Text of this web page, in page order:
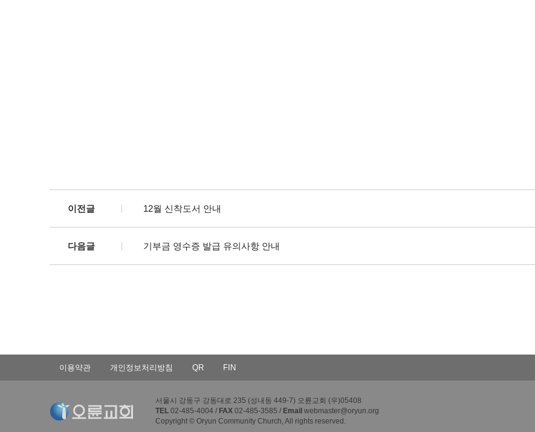
이전글 12월 신착도서 안내
다음글 기부금 영수증 발급 유의사항 안내
이용약관 개인정보처리방침 QR FIN
서울시 강동구 강동대로 235 (성내동 449-7) 오륜교회 (우)05408
TEL 02-485-4004 / FAX 02-485-3585 / Email webmaster@oryun.org
Copyright © Oryun Community Church, All rights reserved.